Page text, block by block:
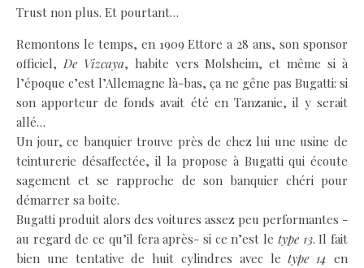
Trust non plus. Et pourtant…
Remontons le temps, en 1909 Ettore a 28 ans, son sponsor
officiel, De Vizcaya, habite vers Molsheim, et même si à
l’époque c’est l’Allemagne là-bas, ça ne gêne pas Bugatti: si
son apporteur de fonds avait été en Tanzanie, il y serait
allé…
Un jour, ce banquier trouve près de chez lui une usine de
teinturerie désaffectée, il la propose à Bugatti qui écoute
sagement et se rapproche de son banquier chéri pour
démarrer sa boîte.
Bugatti produit alors des voitures assez peu performantes -
au regard de ce qu’il fera après- si ce n’est le type 13. Il fait
bien une tentative de huit cylindres avec letype 14 en